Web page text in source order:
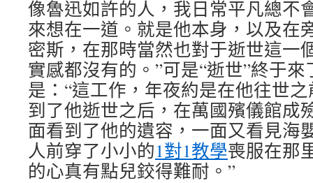
像魯迅如許的人，我日常平凡總不
來想在一道。就是他本身，以及在
密斯，在那時當然也對于逝世這一
實感都沒有的。”可是“逝世”終于
是：“這工作，年夜約是在他往世
到了他逝世之后，在萬國殯儀館成
面看到了他的遺容，一面又看見海
人前穿了小小的1對1教學喪服在那
的心真有點兒鉸得難耐。”